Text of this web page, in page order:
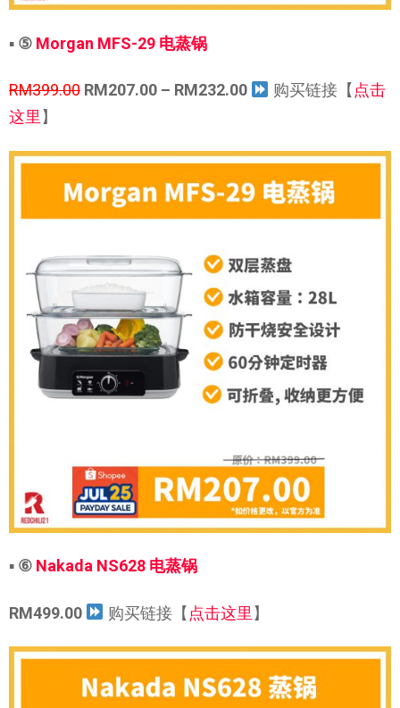
▪ ⑤ Morgan MFS-29 电蒸锅
RM399.00 RM207.00 – RM232.00 购买链接【 点击
这里 】
▪ ⑥ Nakada NS628 电蒸锅
RM499.00 购买链接【点击这里】